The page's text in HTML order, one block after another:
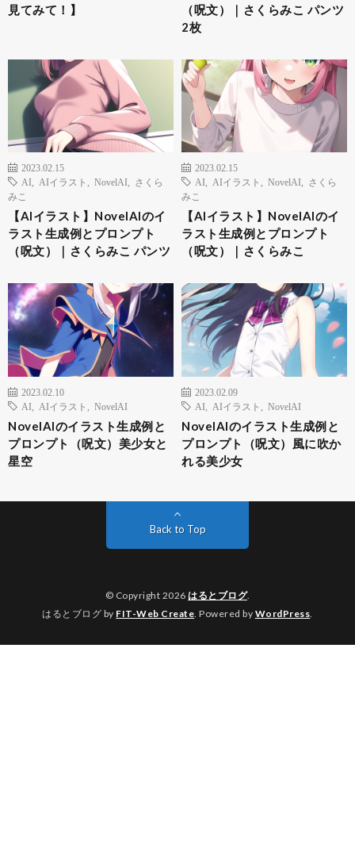
見てみて！】
（呪文）｜さくらみこ パンツ
2枚
2023.02.15
AI
AIイラスト NovelAI
さくら
みこ
【AIイラスト】NovelAIのイ
ラスト生成例とプロンプト
（呪文）｜さくらみこ パンツ
2023.02.15
AI
AIイラスト NovelAI
さくら
みこ
【AIイラスト】NovelAIのイ
ラスト生成例とプロンプト
（呪文）｜さくらみこ
2023.02.10
AI
AIイラスト NovelAI
NovelAIのイラスト生成例と
プロンプト（呪文）美少女と
星空
2023.02.09
AI
AIイラスト NovelAI
NovelAIのイラスト生成例と
プロンプト（呪文）風に吹か
れる美少女
Back to Top
© Copyright 2026 はるとブログ.
はるとブログ by FIT-Web Create . Powered by WordPress